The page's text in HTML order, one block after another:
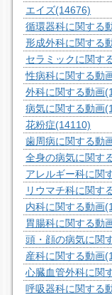
エイズ(14676)
循環器科に関する
形成外科に関する
セラミックに関す
性病科に関する動
外科に関する動画
病気に関する動画
花粉症(14110)
歯周病に関する動
全身の病気に関す
アレルギー科に関
リウマチ科に関す
内科に関する動画
胃腸科に関する動
頭・顔の病気に関
産科に関する動画
心臓血管外科に関
呼吸器科に関する